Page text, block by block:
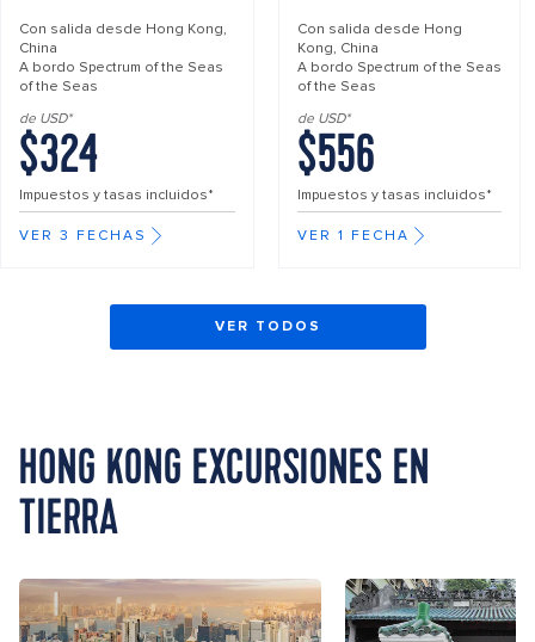
Con salida desde Hong Kong,
China
A bordo Spectrum of the Seas
of the Seas
de USD*
$324
Impuestos y tasas incluidos*
VER 3 FECHAS
Con salida desde Hong
Kong, China
A bordo Spectrum of the Seas
of the Seas
de USD*
$556
Impuestos y tasas incluidos*
VER 1 FECHA
VER TODOS
HONG KONG EXCURSIONES EN
TIERRA